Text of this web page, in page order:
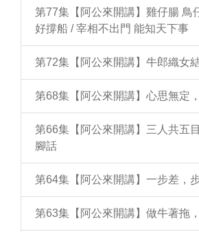
第77集【阿公來開講】雞仔腸 鳥
好撐船 / 宰相不出門 能知天下事
第72集【阿公來開講】牛郎織女
第68集【阿公來開講】心思無定
第66集【阿公來開講】三人共五
腳話
第64集【阿公來開講】一步差，
第63集【阿公來開講】做牛著拖